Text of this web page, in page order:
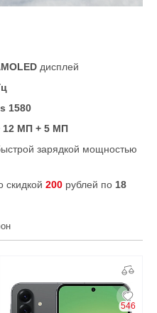
дисплей
1580
12 МП + 5 МП
зарядкой мощностью
скидкой 200 рублей по 18
546